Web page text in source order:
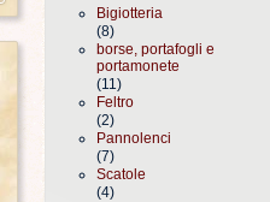
Bigiotteria
(8)
borse, portafogli e
portamonete
(11)
Feltro
(2)
Pannolenci
(7)
Scatole
(4)